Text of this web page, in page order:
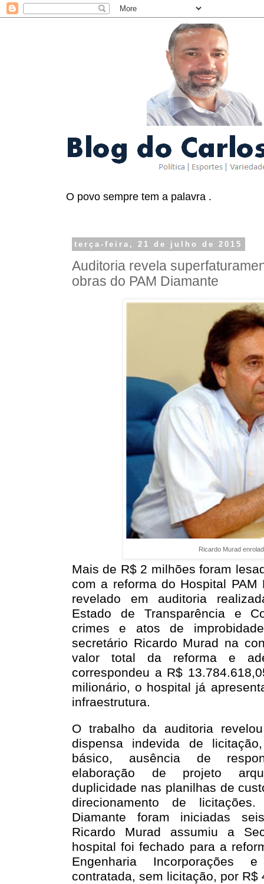
O povo sempre tem a palavra .
terça-feira, 21 de julho de 2015
Auditoria revela
obras do PAM Diamante
Ricardo Murad
Mais de R$ 2 milhões foram
com a reforma do Hospital PAM
revelado em auditoria
Estado de Transparência e
crimes e atos de
secretário Ricardo Murad na
valor total da reforma e
correspondeu a R$
milionário, o hospital já
infraestrutura.
O trabalho da auditoria
dispensa indevida de
básico, ausência de
elaboração de projeto
duplicidade nas planilhas de
direcionamento de
Diamante foram iniciadas
Ricardo Murad assumiu a
hospital foi fechado para a
Engenharia
contratada, sem licitação, por R$